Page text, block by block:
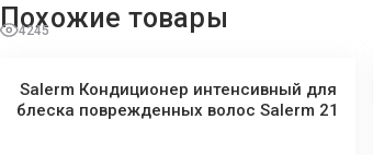
4245
Похожие товары
Salerm Кондиционер интенсивный для
блеска поврежденных волос Salerm 21